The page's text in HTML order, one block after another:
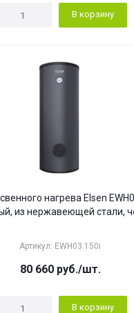
В корзину
нагрева Elsen
из нержавеющей стали,
Артикул: EWH03.150i
80 660руб./шт.
В корзину